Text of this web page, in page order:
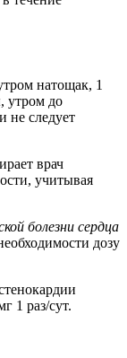
натощак, 1
утром до
не следует
врач
учитывая
болезни сердца
дозу
1 раз/сут.